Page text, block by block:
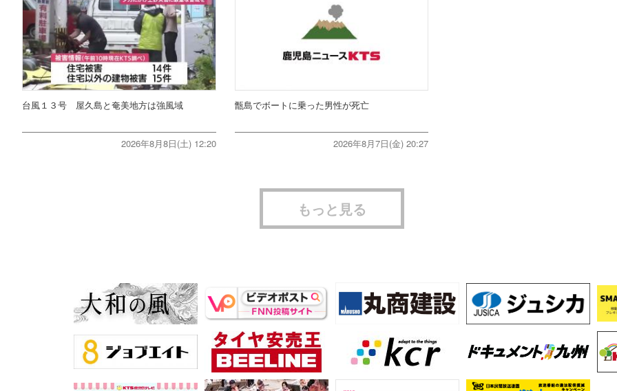
台風１３号 屋久島と奄美地方は強風域
2026年8月8日(土) 12:20
甑島でボートに乗った男性が死亡
2026年8月7日(金) 20:27
もっと見る